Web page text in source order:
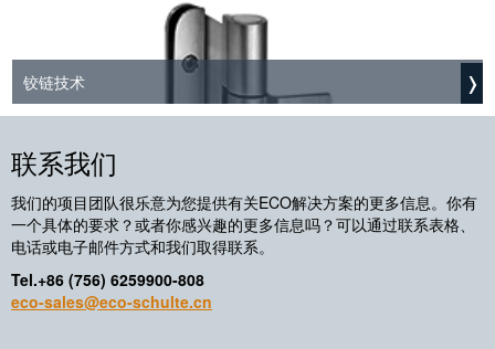
铰链技术
联系我们
我们的项目团队很乐意为您提供有关ECO解决方案的更多信息。你有
一个具体的要求？或者你感兴趣的更多信息吗？可以通过联系表格、
电话或电子邮件方式和我们取得联系。
Tel.+86 (756) 6259900-808
eco-sales@eco-schulte.cn